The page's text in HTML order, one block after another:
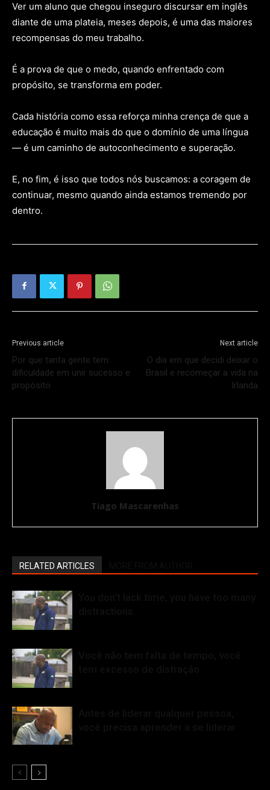
Ver um aluno que chegou inseguro discursar em inglês
diante de uma plateia, meses depois, é uma das maiores
recompensas do meu trabalho.
É a prova de que o medo, quando enfrentado com
propósito, se transforma em poder.
Cada história como essa reforça minha crença de que a
educação é muito mais do que o domínio de uma língua
— é um caminho de autoconhecimento e superação.
E, no fim, é isso que todos nós buscamos: a coragem de
continuar, mesmo quando ainda estamos tremendo por
dentro.
Previous article
Por que tanta gente tem
dificuldade em unir sucesso e
propósito
Next article
O dia em que decidi deixar o
Brasil e recomeçar a vida na
Irlanda
Tiago Mascarenhas
RELATED ARTICLES